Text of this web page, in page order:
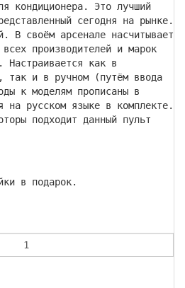
кондиционера. Это лучший
сегодня на рынке.
В своём арсенале насчитывает
производителей и марок
Настраивается как в
так и в ручном (путём ввода
к моделям прописаны в
на русском языке в комплекте.
подходит данный пульт
в подарок.